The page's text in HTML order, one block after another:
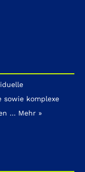
sowie komplexe
… Mehr »